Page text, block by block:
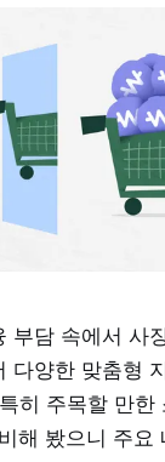
부담 속에서 사
다양한 맞춤형
히 주목할 만한
해 봤으니 주요